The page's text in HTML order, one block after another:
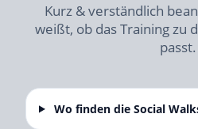
Kurz & verständlich
weißt, ob das Training zu
passt.
Wo finden die Social